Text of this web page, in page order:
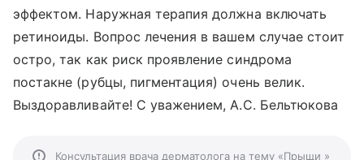
эффектом. Наружная терапия должна включать
ретиноиды. Вопрос лечения в вашем случае стоит
остро, так как риск проявление синдрома
постакне (рубцы, пигментация) очень велик.
Выздоравливайте! С уважением, А.С. Бельтюкова
Консультация врача дерматолога на тему «Прыщи »